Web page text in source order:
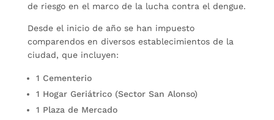
de riesgo en el marco de la lucha contra el dengue.
Desde el inicio de año se han impuesto
comparendos en diversos establecimientos de la
ciudad, que incluyen:
1 Cementerio
1 Hogar Geriátrico (Sector San Alonso)
1 Plaza de Mercado